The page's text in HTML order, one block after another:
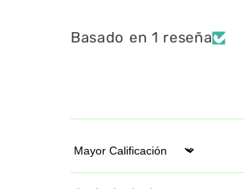
Basado en 1 reseña
Sort by